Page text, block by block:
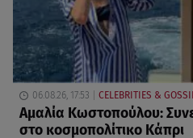
06.08.26, 17:53 CELEBRITIES &
Αμαλία Κωστοπούλου:
στο κοσμοπολίτικο Κάπρι